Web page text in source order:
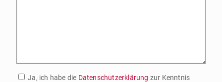
Ja, ich habe die Datenschutzerklärung zur Kenntnis